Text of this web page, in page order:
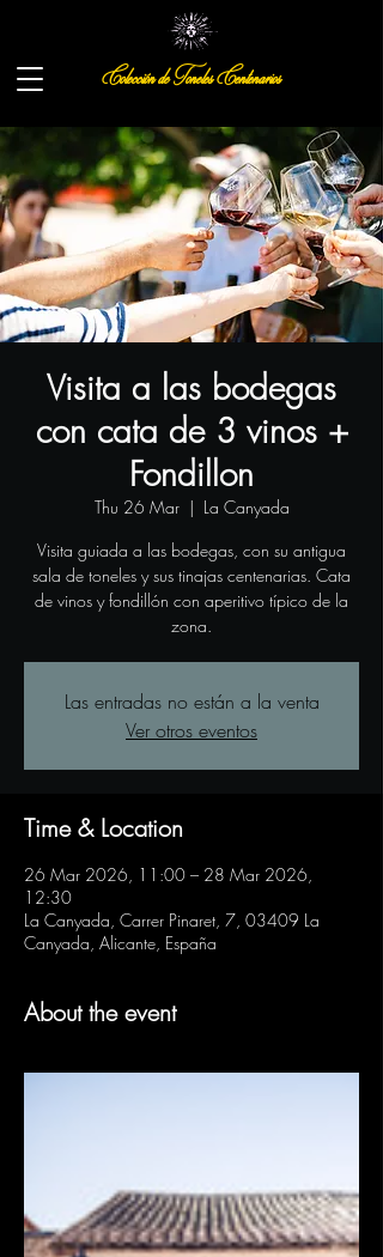
Colección de Toneles Centenarios
Visita a las bodegas
con cata de 3 vinos +
Fondillon
Thu 26 Mar
  |
La Canyada
Visita guiada a las bodegas, con su antigua
sala de toneles y sus tinajas centenarias. Cata
de vinos y fondillón con aperitivo típico de la
zona.
Las entradas no están a la venta
Ver otros eventos
Time & Location
26 Mar 2026, 11:00 – 28 Mar 2026,
12:30
La Canyada, Carrer Pinaret, 7, 03409 La
Canyada, Alicante, España
About the event